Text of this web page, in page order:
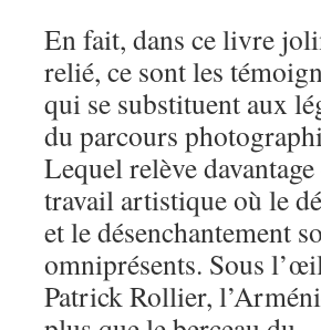
En fait, dans ce livre
relié, ce sont les
qui se substituent aux
du parcours
Lequel relève davantage
travail artistique où le
et le désenchantement
omniprésents. Sous
Patrick Rollier,